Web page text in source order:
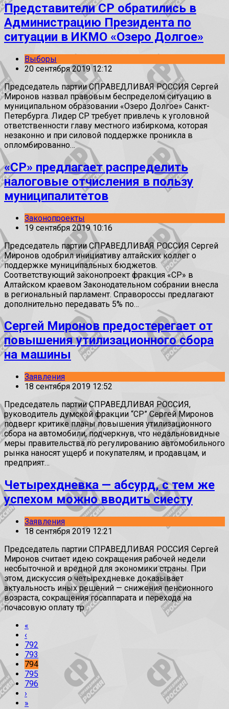
Представители СР обратились в
Администрацию Президента по
ситуации в ИКМО «Озеро Долгое»
Выборы
20 сентября 2019 12:12
Председатель партии СПРАВЕДЛИВАЯ РОССИЯ Сергей
Миронов назвал правовым беспределом ситуацию в
муниципальном образовании «Озеро Долгое» Санкт-
Петербурга. Лидер СР требует привлечь к уголовной
ответственности главу местного избиркома, которая
незаконно и при силовой поддержке проникла в
опломбированно…
«СР» предлагает распределить
налоговые отчисления в пользу
муниципалитетов
Законопроекты
19 сентября 2019 10:16
Председатель партии СПРАВЕДЛИВАЯ РОССИЯ Сергей
Миронов одобрил инициативу алтайских коллег о
поддержке муниципальных бюджетов.
Соответствующий законопроект фракция «СР» в
Алтайском краевом Законодательном собрании внесла
в региональный парламент. Справороссы предлагают
дополнительно передавать 5% по…
Сергей Миронов предостерегает от
повышения утилизационного сбора
на машины
Заявления
18 сентября 2019 12:52
Председатель партии СПРАВЕДЛИВАЯ РОССИЯ,
руководитель думской фракции “СР” Сергей Миронов
подверг критике планы повышения утилизационного
сбора на автомобили, подчеркнув, что недальновидные
меры правительства по регулированию автомобильного
рынка наносят ущерб и покупателям, и продавцам, и
предприят…
Четырехдневка — абсурд, с тем же
успехом можно вводить сиесту
Заявления
18 сентября 2019 12:21
Председатель партии СПРАВЕДЛИВАЯ РОССИЯ Сергей
Миронов считает идею сокращения рабочей недели
несбыточной и вредной для экономики страны. При
этом, дискуссия о четырехдневке доказывает
актуальность иных решений — снижения пенсионного
возраста, сокращения госаппарата и перехода на
почасовую оплату тр…
«
‹
792
793
794
795
796
›
»